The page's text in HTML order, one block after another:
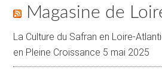
Magasine de
La Culture du Safran en Loire-
en Pleine Croissance 5 mai 2025